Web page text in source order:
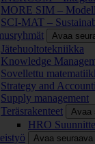
MORE SIM –
SCI-MAT –
Avaa
Jätehuoltotekniikka
Knowledge
Sovellettu
Strategy and
Supply management
Teräsrakenteet
Avaa
HRO
Avaa seuraava